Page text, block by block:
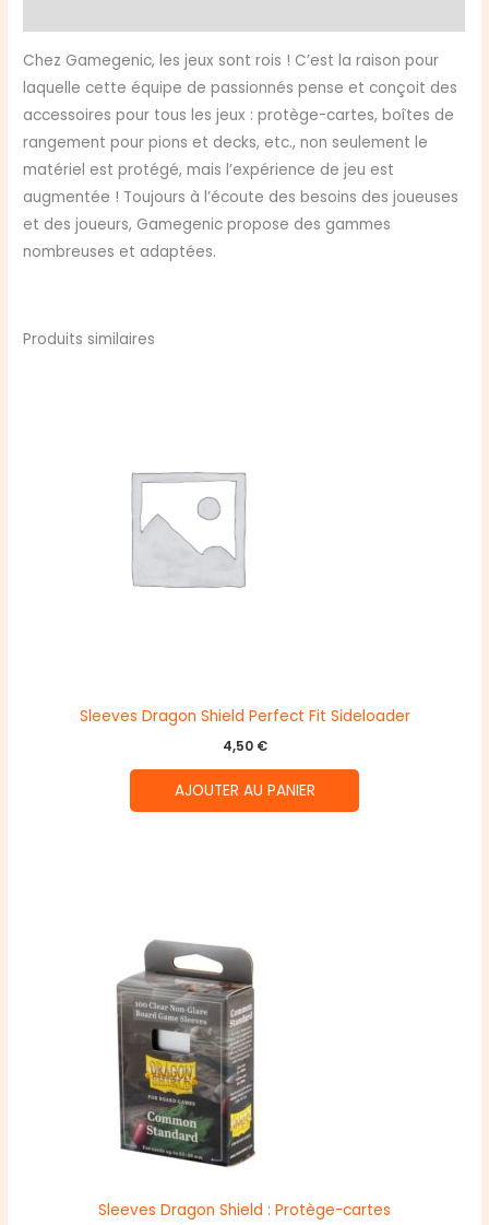
Chez Gamegenic, les jeux sont rois ! C’est la raison pour
laquelle cette équipe de passionnés pense et conçoit des
accessoires pour tous les jeux : protège-cartes, boîtes de
rangement pour pions et decks, etc., non seulement le
matériel est protégé, mais l’expérience de jeu est
augmentée ! Toujours à l’écoute des besoins des joueuses
et des joueurs, Gamegenic propose des gammes
nombreuses et adaptées.
Produits similaires
Sleeves Dragon Shield Perfect Fit Sideloader
4,50 €
AJOUTER AU PANIER
Sleeves Dragon Shield : Protège-cartes